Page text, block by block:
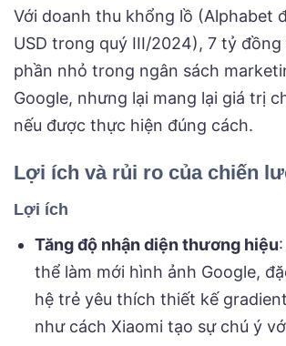
Với doanh thu khổng lồ (Alphabet
USD trong quý III/2024), 7 tỷ đồng
phần nhỏ trong ngân sách
Google, nhưng lại mang lại giá trị
nếu được thực hiện đúng cách.
Lợi ích và rủi ro của chiến
Lợi ích
Tăng độ nhận diện thương hiệu
thể làm mới hình ảnh Google,
hệ trẻ yêu thích thiết kế
như cách Xiaomi tạo sự chú ý